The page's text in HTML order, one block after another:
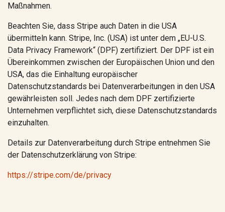
Maßnahmen.
Beachten Sie, dass Stripe auch Daten in die USA
übermitteln kann. Stripe, Inc. (USA) ist unter dem „EU-U.S.
Data Privacy Framework“ (DPF) zertifiziert. Der DPF ist ein
Übereinkommen zwischen der Europäischen Union und den
USA, das die Einhaltung europäischer
Datenschutzstandards bei Datenverarbeitungen in den USA
gewährleisten soll. Jedes nach dem DPF zertifizierte
Unternehmen verpflichtet sich, diese Datenschutzstandards
einzuhalten.
Details zur Datenverarbeitung durch Stripe entnehmen Sie
der Datenschutzerklärung von Stripe:
https://stripe.com/de/privacy